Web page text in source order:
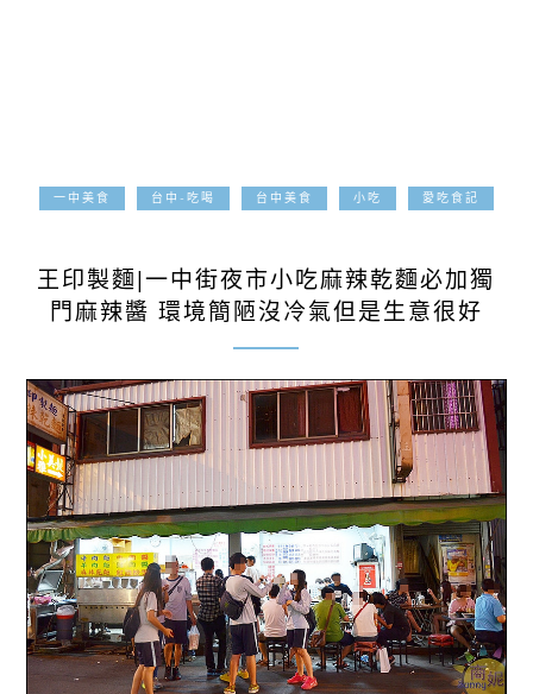
一中美食 台中-吃喝 台中美食 小吃 愛吃食記
王印製麵|一中街夜市小吃麻辣乾麵必加獨
門麻辣醬 環境簡陋沒冷氣但是生意很好